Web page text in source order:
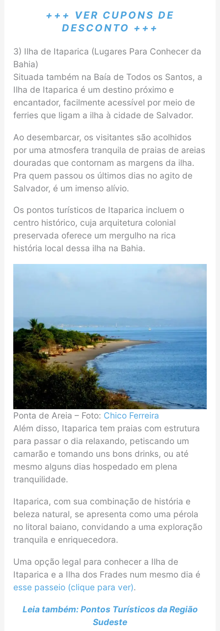
+++ VER CUPONS DE
DESCONTO +++
3) Ilha de Itaparica (Lugares Para Conhecer da
Bahia)
Situada também na Baía de Todos os Santos, a
Ilha de Itaparica é um destino próximo e
encantador, facilmente acessível por meio de
ferries que ligam a ilha à cidade de Salvador.
Ao desembarcar, os visitantes são acolhidos
por uma atmosfera tranquila de praias de areias
douradas que contornam as margens da ilha.
Pra quem passou os últimos dias no agito de
Salvador, é um imenso alívio.
Os pontos turísticos de Itaparica incluem o
centro histórico, cuja arquitetura colonial
preservada oferece um mergulho na rica
história local dessa ilha na Bahia.
Ponta de Areia – Foto: Chico Ferreira
Além disso, Itaparica tem praias com estrutura
para passar o dia relaxando, petiscando um
camarão e tomando uns bons drinks, ou até
mesmo alguns dias hospedado em plena
tranquilidade.
Itaparica, com sua combinação de história e
beleza natural, se apresenta como uma pérola
no litoral baiano, convidando a uma exploração
tranquila e enriquecedora.
Uma opção legal para conhecer a Ilha de
Itaparica e a Ilha dos Frades num mesmo dia é
esse passeio (clique para ver).
Leia também: Pontos Turísticos da Região
Sudeste